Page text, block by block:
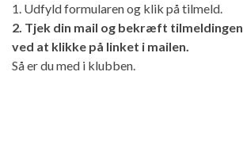
1. Udfyld formularen og klik på tilmeld.
2. Tjek din mail og bekræft tilmeldingen
ved at klikke på linket i mailen.
Så er du med i klubben.